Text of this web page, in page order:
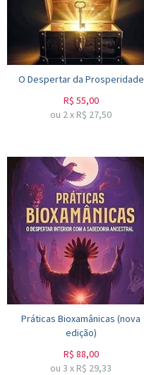
O Despertar da Prosperidade
R$ 55,00
ou 2x R$ 27,50
Práticas Bioxamânicas (nova
edição)
R$ 88,00
ou 3 x R$ 29,33